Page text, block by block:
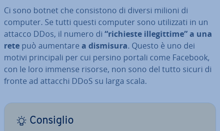
Ci sono botnet che con­si­sto­no di diversi milioni di
computer. Se tutti questi computer sono uti­liz­za­ti in un
attacco DDos, il numero di “richieste il­le­git­ti­me” a una
rete può aumentare a dismisura. Questo è uno dei
motivi prin­ci­pa­li per cui persino portali come Facebook,
con le loro immense risorse, non sono del tutto sicuri di
fronte ad attacchi DDoS su larga scala.
Consiglio